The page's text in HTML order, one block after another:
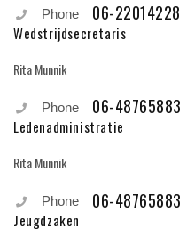
Phone 06-22014228
Wedstrijdsecretaris
Rita Munnik
Phone 06-48765883
Ledenadministratie
Rita Munnik
Phone 06-48765883
Jeugdzaken